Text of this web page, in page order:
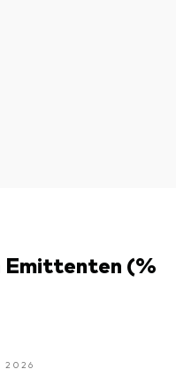
Emittenten (%
2026